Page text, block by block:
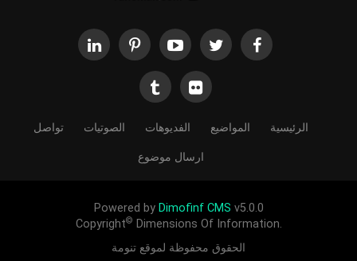
الرئيسية المواضيع الفديوهات الصوتيات تواصل
ارسال موضوع
Powered by Dimofinf CMS v5.0.0
Copyright© Dimensions Of Information.
الحقوق محفوظة لموقع تنومة